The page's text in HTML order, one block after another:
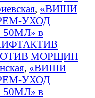
, «ВИШИ
УХОД
в
МОРЩИН
, «ВИШИ
УХОД
в